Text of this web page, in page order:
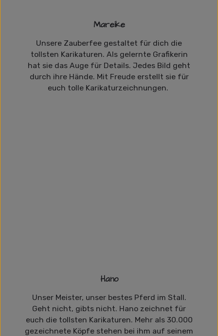
Mareike
Unsere Zauberfee gestaltet für dich die
tollsten Karikaturen. Als gelernte Grafikerin
hat sie das Auge für Details. Jedes Bild geht
durch ihre Hände. Mit Freude erstellt sie für
euch tolle Karikaturzeichnungen.
Hano
Unser Meister, unser bestes Pferd im Stall.
Geht nicht, gibts nicht. Hano zeichnet für
euch die tollsten Karikaturen. Mehr als 30.000
gezeichnete Köpfe stehen bei ihm auf seinem